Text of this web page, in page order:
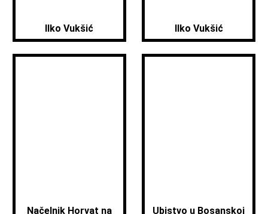
Ilko Vukšić Ilko Vukšić
Načelnik Horvat na
Ubistvo u Bosanskoj